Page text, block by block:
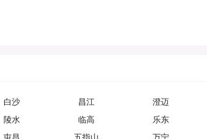
白沙 昌江
澄迈
陵水 临高
乐东